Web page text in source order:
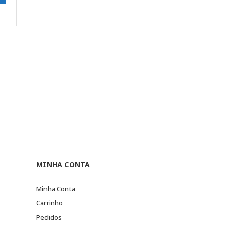
MINHA CONTA
Minha Conta
Carrinho
Pedidos